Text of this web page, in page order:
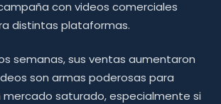
con videos comerciales
distintas plataformas.
semanas, sus ventas aumentaron
son armas poderosas para
saturado, especialmente si